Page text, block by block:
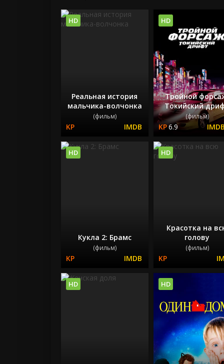
Реальная история
мальчика-волчонка
(фильм)
HD
Тройной
Токийский
(фильм)
6.9
HD
Кукла 2: Брамс
(фильм)
HD
Красотка на
голову
(фильм)
HD
HD HD